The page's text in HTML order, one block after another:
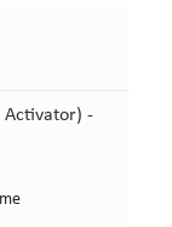
Activator) -